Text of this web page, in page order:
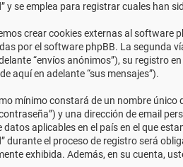
y se emplea para registrar cuales han
crear cookies externas al software
por el software phpBB. La segunda
“envíos anónimos”), su registro
aquí en adelante “sus mensajes”).
mínimo constará de un nombre único
y una dirección de email
datos aplicables en el país en el que
durante el proceso de registro será
exhibida. Además, en su cuenta,